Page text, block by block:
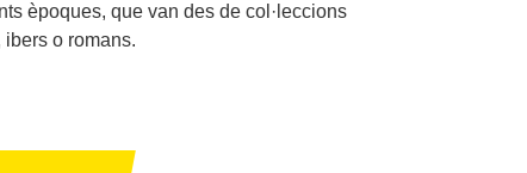
èpoques, que van des de col·leccions
o romans.